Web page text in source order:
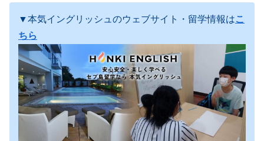
▼本気イングリッシュのウェブサイト・留学情報はこ
ちら